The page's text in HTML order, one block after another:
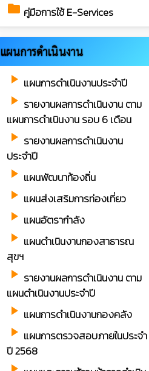
folder คู่มือการใช้ E-Services
แผนการดำเนินงาน
play_arrow แผนการดำเนินงานประจำปี
play_arrow รายงานผลการดำเนินงาน ตาม
แผนการดำเนินงาน รอบ 6 เดือน
play_arrow รายงานผลการดำเนินงาน
ประจำปี
play_arrow แผนพัฒนาท้องถิ่น
play_arrow แผนส่งเสริมการท่องเที่ยว
play_arrow แผนอัตรากำลัง
play_arrow แผนดำเนินงานกองสาธารณ
สุขฯ
play_arrow รายงานผลการดำเนินงาน ตาม
แผนดำเนินงานประจำปี
play_arrow แผนการดำเนินงานกองคลัง
play_arrow แผนการตรวจสอบภายในประจำ
ปี 2568